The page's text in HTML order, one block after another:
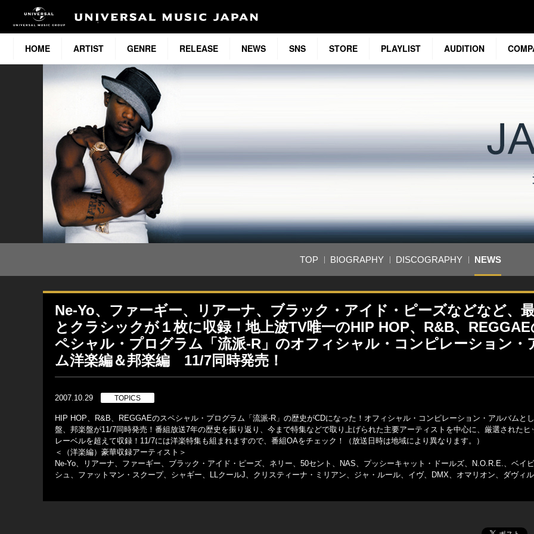
HOME ARTIST GENRE RELEASE NEWS SNS STORE PLAYLIST AUDITION
TOP BIOGRAPHY DISCOGRAPHY NEWS
Ne-Yo、ファーギー、リアーナ、ブラック・アイド・ピーズなどなど、
とクラシックが１枚に収録！地上波TV唯一のHIP HOP、R&B、
ペシャル・プログラム「流派-R」のオフィシャル・コンピレーション・
ム洋楽編＆邦楽編 11/7同時発売！
2007.10.29 TOPICS
HIP HOP、R&B、REGGAEのスペシャル・プログラム「流派-R」の歴史がCDになった！オフィシャル・コンピレーション・アルバムと
盤、邦楽盤が11/7同時発売！番組放送7年の歴史を振り返り、今まで特集などで取り上げられた主要アーティストを中心に、厳選されたヒ
レーベルを超えて収録！11/7には洋楽特集も組まれますので、番組OAをチェック！（放送日時は地域により異なります。）
＜（洋楽編）豪華収録アーティスト＞
Ne-Yo、リアーナ、ファーギー、ブラック・アイド・ピーズ、ネリー、50セント、NAS、プッシーキャット・ドールズ、N.O.R.E.、ベイ
シュ、ファットマン・スクープ、シャギー、LLクールJ、クリスティーナ・ミリアン、ジャ・ルール、イヴ、DMX、オマリオン、ダヴィ